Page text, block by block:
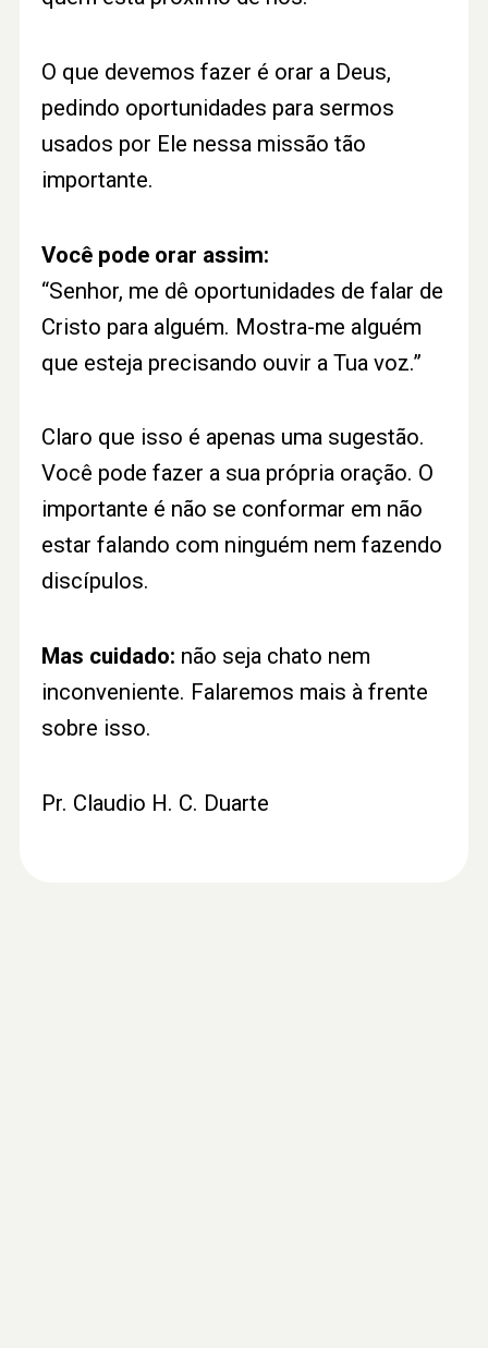
O que devemos fazer é orar a Deus,
pedindo oportunidades para sermos
usados por Ele nessa missão tão
importante.
Você pode orar assim:
“Senhor, me dê oportunidades de falar de
Cristo para alguém. Mostra-me alguém
que esteja precisando ouvir a Tua voz.”
Claro que isso é apenas uma sugestão.
Você pode fazer a sua própria oração. O
importante é não se conformar em não
estar falando com ninguém nem fazendo
discípulos.
Mas cuidado: não seja chato nem
inconveniente. Falaremos mais à frente
sobre isso.
Pr. Claudio H. C. Duarte